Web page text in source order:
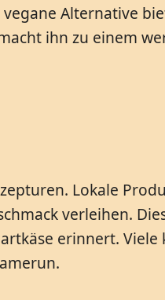
Alternative
ihn zu einem
Lokale
verleihen.
erinnert. Viele